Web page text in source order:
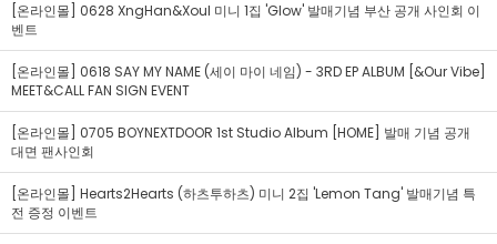
[온라인몰] 0628 XngHan&Xoul 미니 1집 'Glow' 발매기념 부산 공개 사인회 이
벤트
[온라인몰] 0618 SAY MY NAME (세이 마이 네임) - 3RD EP ALBUM [&Our Vibe]
MEET&CALL FAN SIGN EVENT
[온라인몰] 0705 BOYNEXTDOOR 1st Studio Album [HOME] 발매 기념 공개
대면 팬사인회
[온라인몰] Hearts2Hearts (하츠투하츠) 미니 2집 'Lemon Tang' 발매기념 특
전 증정 이벤트